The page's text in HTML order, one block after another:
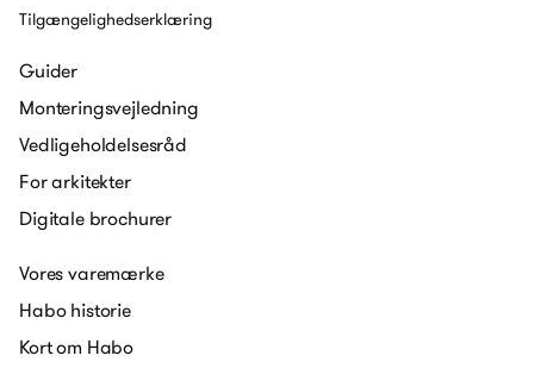
Tilgængelighedserklæring
Guider
Monteringsvejledning
Vedligeholdelsesråd
For arkitekter
Digitale brochurer
Vores varemærke
Habo historie
Kort om Habo